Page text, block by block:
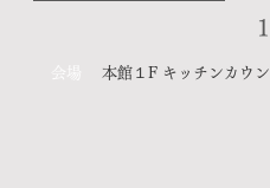
​会場 本館１F キッチンカウ